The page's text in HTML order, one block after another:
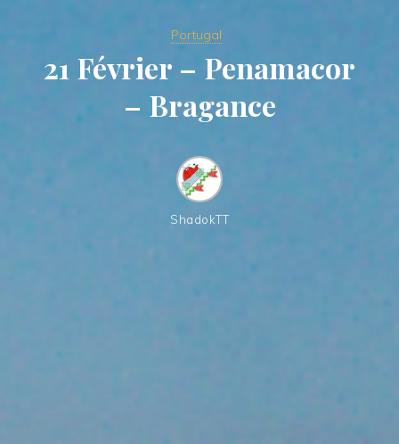
Portugal
21 Février – Penamacor
– Bragance
ShadokTT